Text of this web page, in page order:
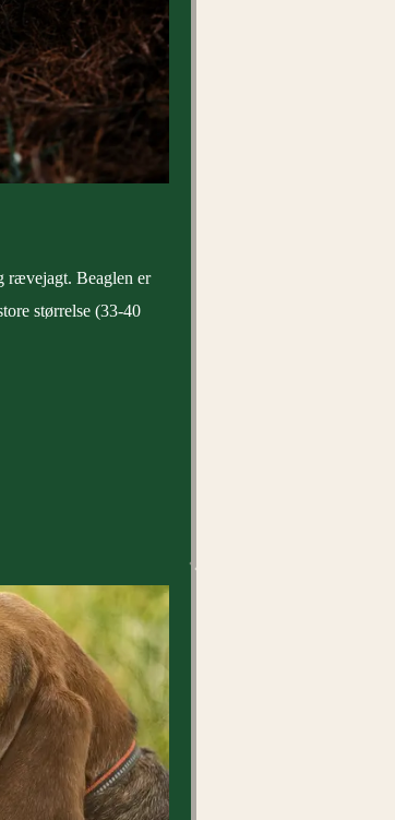
rævejagt. Beaglen er
størrelse (33-40